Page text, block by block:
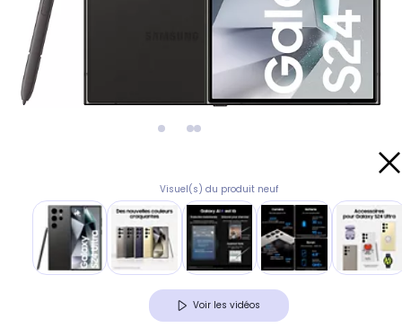
Visuel(s) du produit neuf
Voir les vidéos